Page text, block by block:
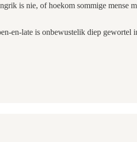
is nie, of hoekom sommige mense
en-late is onbewustelik diep gewortel